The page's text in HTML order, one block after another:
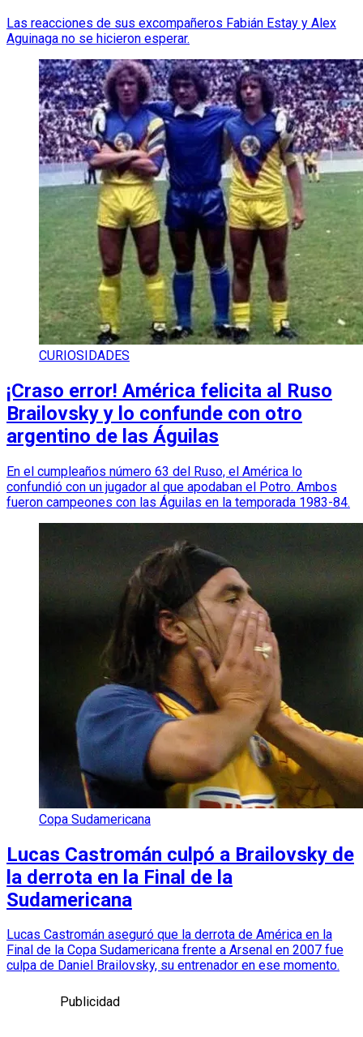
Las reacciones de sus excompañeros Fabián Estay y Alex
Aguinaga no se hicieron esperar.
CURIOSIDADES
¡Craso error! América felicita al Ruso
Brailovsky y lo confunde con otro
argentino de las Águilas
En el cumpleaños número 63 del Ruso, el América lo
confundió con un jugador al que apodaban el Potro. Ambos
fueron campeones con las Águilas en la temporada 1983-84.
Copa Sudamericana
Lucas Castromán culpó a Brailovsky de
la derrota en la Final de la
Sudamericana
Lucas Castromán aseguró que la derrota de América en la
Final de la Copa Sudamericana frente a Arsenal en 2007 fue
culpa de Daniel Brailovsky, su entrenador en ese momento.
Publicidad